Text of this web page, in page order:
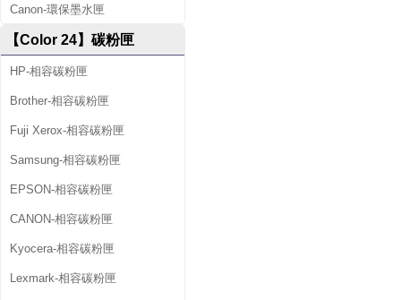
Canon-環保墨水匣
【Color 24】碳粉匣
HP-相容碳粉匣
Brother-相容碳粉匣
Fuji Xerox-相容碳粉匣
Samsung-相容碳粉匣
EPSON-相容碳粉匣
CANON-相容碳粉匣
Kyocera-相容碳粉匣
Lexmark-相容碳粉匣